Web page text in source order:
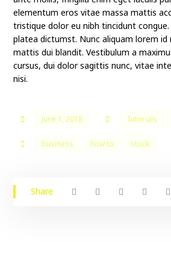
elementum eros vitae massa mattis
tristique dolor eu nibh tincidunt
platea dictumst. Nunc aliquam lorem id
mattis dui blandit. Vestibulum a
cursus, dui dolor sagittis nunc, vitae
nisi.
June 1, 2018 Tutorials
business how to stock